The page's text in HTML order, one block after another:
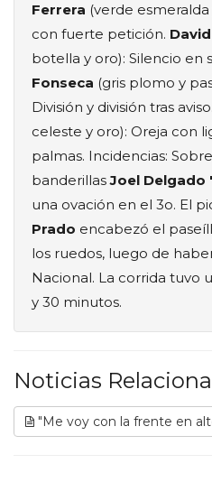
Ferrera (verde
con fuerte petición.
botella y oro): Silencio en
Fonseca (gris plomo y
División y división tras aviso.
celeste y oro): Oreja con
palmas. Incidencias:
banderillasJoel Delgado
una ovación en el 3o. El
Prado encabezó el
los ruedos, luego de
Nacional. La corrida tuvo
y 30 minutos.
Noticias
"Me voy con la frente en